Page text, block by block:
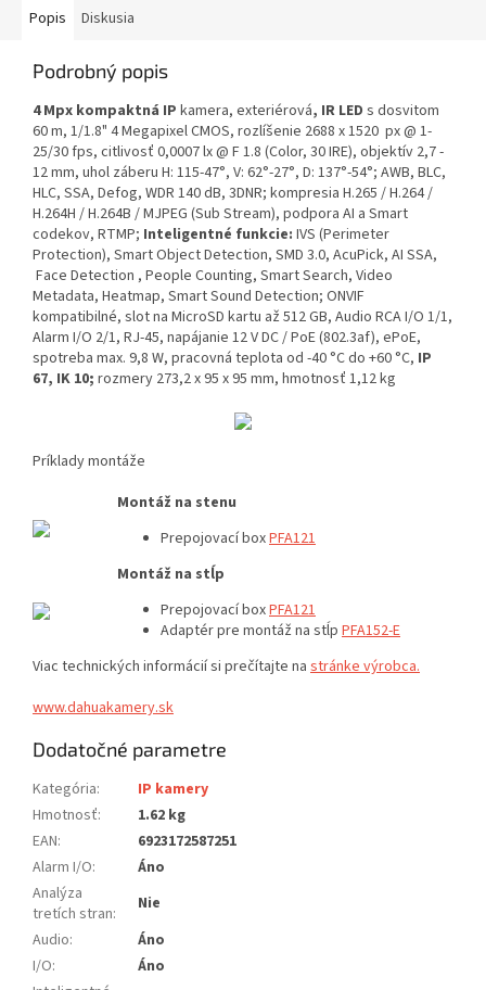
Popis Diskusia
Podrobný popis
4 Mpx kompaktná IP kamera, exteriérová, IR LED s dosvitom
60 m, 1/1.8" 4 Megapixel CMOS, rozlíšenie 2688 x 1520 px @ 1-
25/30 fps, citlivosť 0,0007 lx @ F 1.8 (Color, 30 IRE), objektív 2,7 -
12 mm, uhol záberu H: 115-47°, V: 62°-27°, D: 137°-54°; AWB, BLC,
HLC, SSA, Defog, WDR 140 dB, 3DNR; kompresia H.265 / H.264 /
H.264H / H.264B / MJPEG (Sub Stream), podpora AI a Smart
codekov, RTMP; Inteligentné funkcie: IVS (Perimeter
Protection), Smart Object Detection, SMD 3.0, AcuPick, AI SSA,
Face Detection , People Counting, Smart Search, Video
Metadata, Heatmap, Smart Sound Detection; ONVIF
kompatibilné, slot na MicroSD kartu až 512 GB, Audio RCA I/O 1/1,
Alarm I/O 2/1, RJ-45, napájanie 12 V DC / PoE (802.3af), ePoE,
spotreba max. 9,8 W, pracovná teplota od -40 °C do +60 °C, IP
67, IK 10; rozmery 273,2 x 95 x 95 mm, hmotnosť 1,12 kg
Príklady montáže
Montáž na stenu
Prepojovací boxPFA121
Montáž na stĺp
Prepojovací boxPFA121
Adaptér pre montáž na stĺp PFA152-E
Viac technických informácií si prečítajte na stránke výrobca.
www.dahuakamery.sk
Dodatočné parametre
Kategória:
IP kamery
Hmotnosť:
1.62 kg
EAN:
6923172587251
Alarm I/O:
Áno
Analýza
tretích stran:
Nie
Audio:
Áno
I/O:
Áno